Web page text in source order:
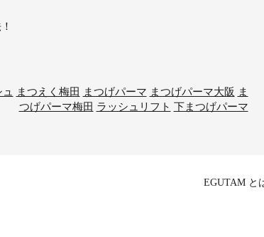
まつえく梅田 まつげパーマ まつげパーマ大阪 ま
つげパーマ梅田 ラッシュリフト 下まつげパーマ
EGUTAM と